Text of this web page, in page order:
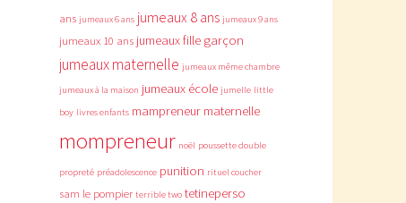
ans jumeaux 6 ans jumeaux 8 ans jumeaux 9 ans
jumeaux 10 ans jumeaux fille garçon
jumeaux maternelle jumeaux même chambre
jumeaux à la maison jumeaux école jumelle little
boy livres enfants mampreneur maternelle
mompreneur noël poussette double
propreté préadolescence punition rituel coucher
sam le pompier terrible two tetineperso